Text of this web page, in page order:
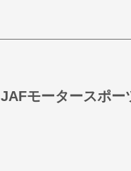
JAFモータースポー